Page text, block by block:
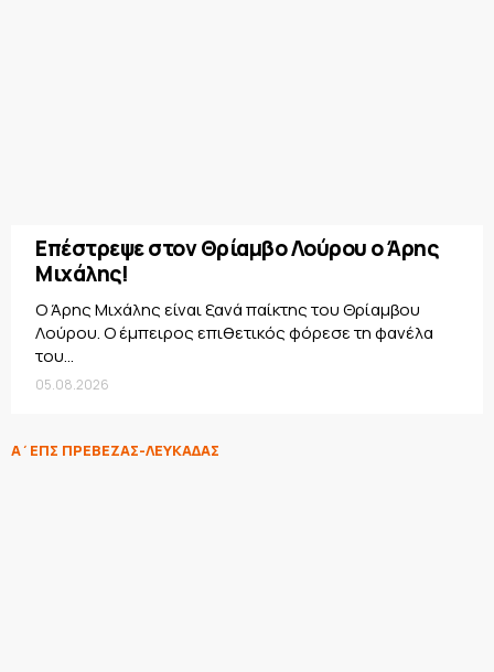
Επέστρεψε στον Θρίαμβο Λούρου ο Άρης
Μιχάλης!
Ο Άρης Μιχάλης είναι ξανά παίκτης του Θρίαμβου
Λούρου. Ο έμπειρος επιθετικός φόρεσε τη φανέλα
του...
05.08.2026
Α΄ΕΠΣ ΠΡΕΒΕΖΑΣ-ΛΕΥΚΑΔΑΣ